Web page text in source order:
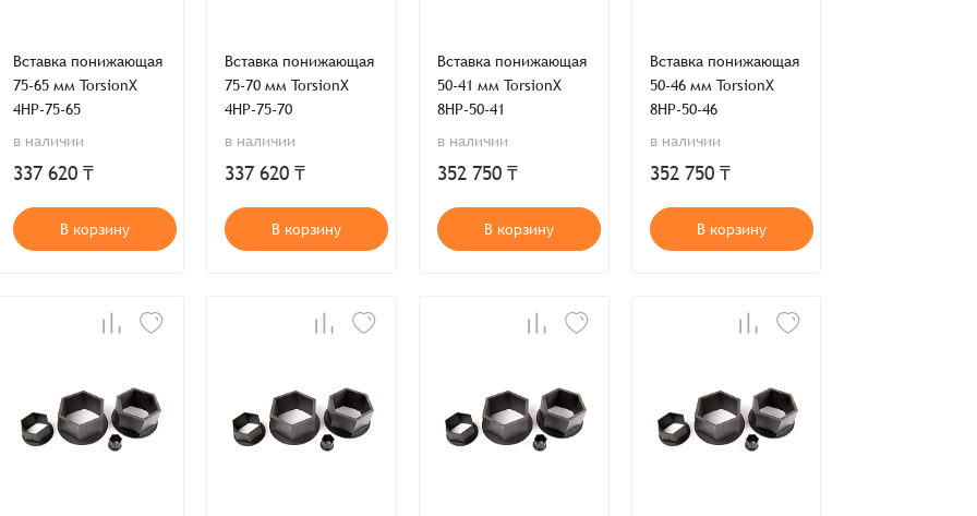
E-mail*
обязательное поле
Согласен на обработку*
Пароль*
Не менее шести символов
Введите слово на картинке*
Зарегистрироваться
+ 0 ₸
Телефон*
Телефон*
Количество
+
Телефон*
Введите электронный адрес.
Вставка понижающая
75-65 мм TorsionX
4HP-75-65
в наличии
337 620 ₸
В корзину
Вставка понижающая
75-70 мм TorsionX
4HP-75-70
в наличии
337 620 ₸
В корзину
Вставка понижающая
50-41 мм TorsionX
8HP-50-41
в наличии
352 750 ₸
В корзину
Вставка понижающая
50-46 мм TorsionX
8HP-50-46
в наличии
352 750 ₸
В корзину